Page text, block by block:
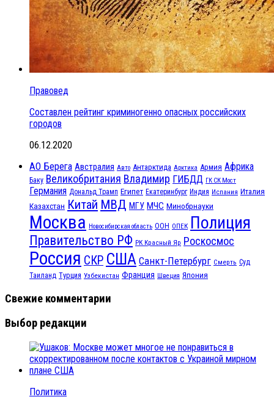
Правовед
Составлен рейтинг криминогенно опасных российских
городов
06.12.2020
АО Берега Австралия Авто Антарктида Арктика Армия Африка
Баку Великобритания Владимир ГИБДД ГК СК Мост
Германия Дональд Трамп Египет Екатеринбург Индия Испания Италия
Казахстан Китай МВД МГУ МЧС Минобрнауки
Москва Новосибирская область ООН ОПЕК Полиция
Правительство РФ РК Красный Яр Роскосмос
Россия СКР США Санкт-Петербург Смерть Суд
Таиланд Турция Узбекистан Франция Швеция Япония
Свежие комментарии
Выбор редакции
Политика